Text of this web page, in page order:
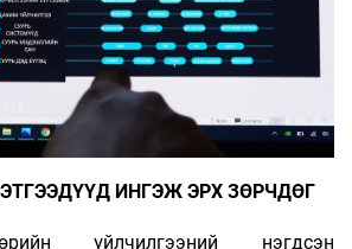
ИНГЭЖ ЭРХ ЗӨРЧДӨГ
үйлчилгээний нэгдсэн